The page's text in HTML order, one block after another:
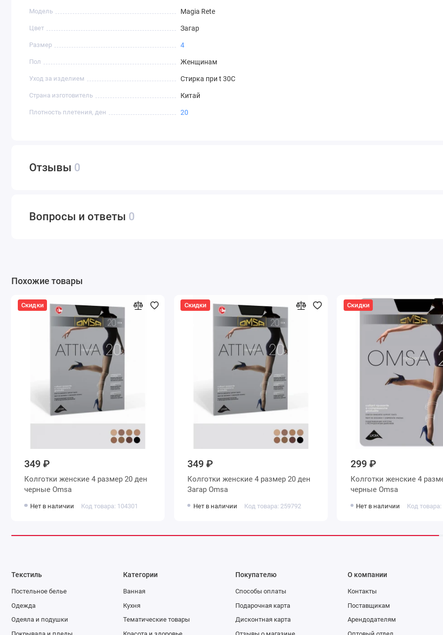
Модель Magia Rete
Цвет Загар
Размер 4
Пол Женщинам
Уход за изделием Стирка при t 30С
Страна изготовитель Китай
Плотность плетения, ден 20
Отзывы 0
Вопросы и ответы 0
Похожие товары
Скидки
349 ₽
Колготки женские 4 размер 20 ден
черные Omsa
Нет в наличии Код товара: 104301
Скидки
349 ₽
Колготки женские 4 размер 20 ден
Загар Omsa
Нет в наличии Код товара: 259792
Скидки
299 ₽
Колготки женские 4 размер 20 ден
черные Omsa
Нет в наличии Код
Текстиль
Постельное белье
Одежда
Одеяла и подушки
Категории
Ванная
Кухня
Тематические товары
Покупателю
Способы оплаты
Подарочная карта
Дисконтная карта
О компании
Контакты
Поставщикам
Арендодателям